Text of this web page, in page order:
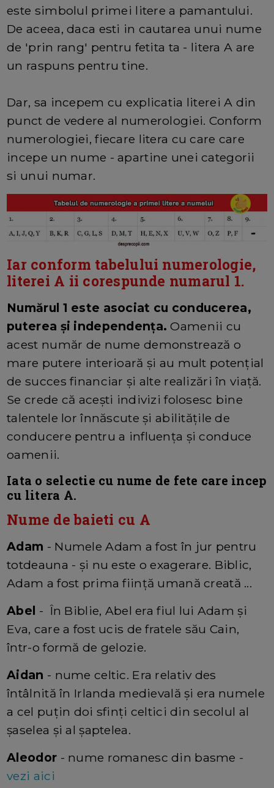
este simbolul primei litere a pamantului.
De aceea, daca esti in cautarea unui nume
de 'prin rang' pentru fetita ta - litera A are
un raspuns pentru tine.
Dar, sa incepem cu explicatia literei A din
punct de vedere al numerologiei. Conform
numerologiei, fiecare litera cu care care
incepe un nume - apartine unei categorii
si unui numar.
Iar conform tabelului numerologie,
literei A ii corespunde numarul 1.
Numărul 1 este asociat cu conducerea,
puterea și independența. Oamenii cu
acest număr de nume demonstrează o
mare putere interioară și au mult potențial
de succes financiar și alte realizări în viață.
Se crede că acești indivizi folosesc bine
talentele lor înnăscute și abilitățile de
conducere pentru a influența și conduce
oamenii.
Iata o selectie cu nume de fete care incep
cu litera A.
Nume de baieti cu A
Adam - Numele Adam a fost în jur pentru
totdeauna - și nu este o exagerare. Biblic,
Adam a fost prima ființă umană creată ...
Abel - În Biblie, Abel era fiul lui Adam și
Eva, care a fost ucis de fratele său Cain,
într-o formă de gelozie.
Aidan - nume celtic. Era relativ des
întâlnită în Irlanda medievală și era numele
a cel puțin doi sfinți celtici din secolul al
șaselea și al șaptelea.
Aleodor - nume romanesc din basme -
vezi aici